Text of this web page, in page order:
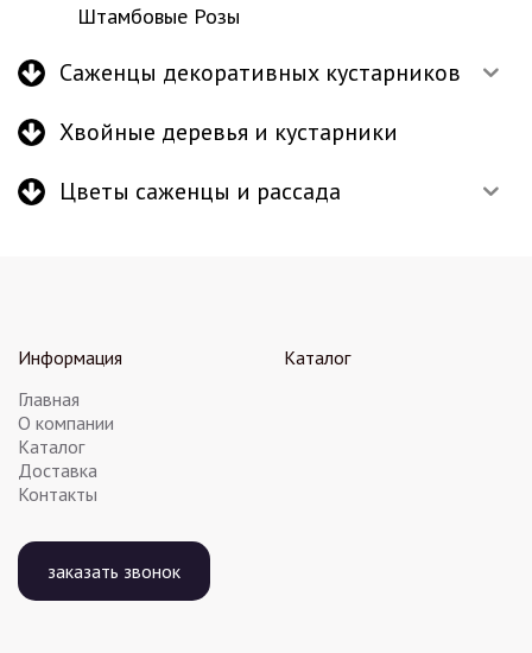
Штамбовые Розы
Саженцы декоративных кустарников
Хвойные деревья и кустарники
Цветы саженцы и рассада
Информация
Главная
О компании
Каталог
Доставка
Контакты
Каталог
заказать звонок